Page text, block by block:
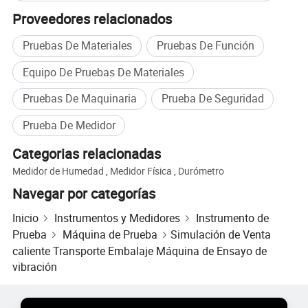
Proveedores relacionados
Pruebas De Materiales
Pruebas De Función
Equipo De Pruebas De Materiales
Pruebas De Maquinaria
Prueba De Seguridad
Prueba De Medidor
Categorias relacionadas
Medidor de Humedad , Medidor Física , Durómetro
Navegar por categorías
Inicio Instrumentos y Medidores
Instrumento de
Prueba
Máquina de Prueba
Simulación de Venta
caliente Transporte Embalaje Máquina de Ensayo de
vibración